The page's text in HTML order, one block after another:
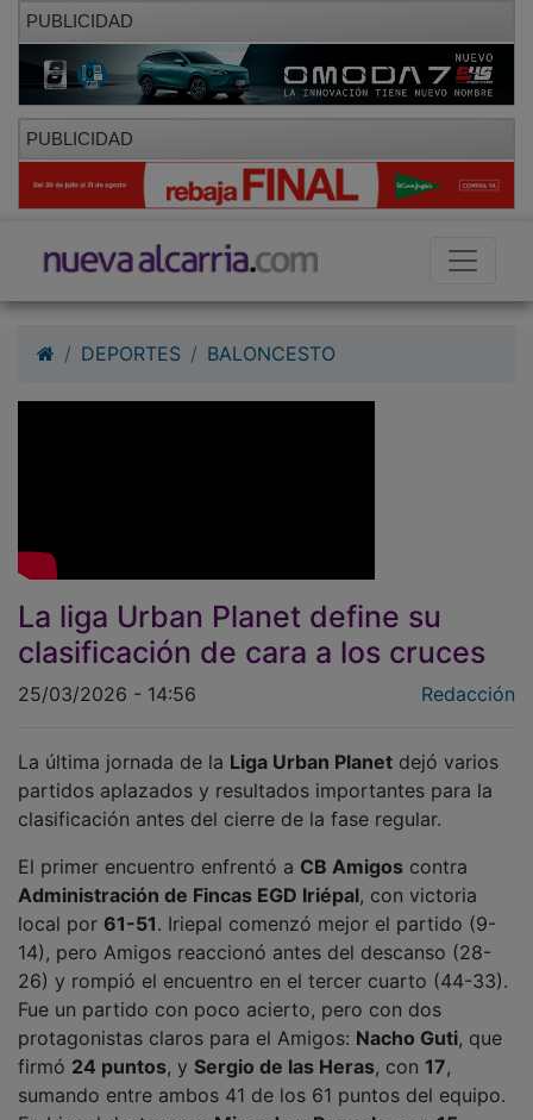
PUBLICIDAD
PUBLICIDAD
La liga Urban Planet define su
clasificación de cara a los cruces
partidos aplazados y resultados importantes para la
clasificación antes del cierre de la fase regular.
Administración de Fincas EGD Iriépal, con victoria
local por61-51. Iriepal comenzó mejor el partido (9-
14), pero Amigos reaccionó antes del descanso (28-
26) y rompió el encuentro en el tercer cuarto (44-33).
Fue un partido con poco acierto, pero con dos
protagonistas claros para el Amigos:Nacho Guti
firmó24 puntos, ySergio de las Heras, con17,
sumando entre ambos 41 de los 61 puntos del equipo.
En Iriepal destacaronMiranday Pezuela, con 15